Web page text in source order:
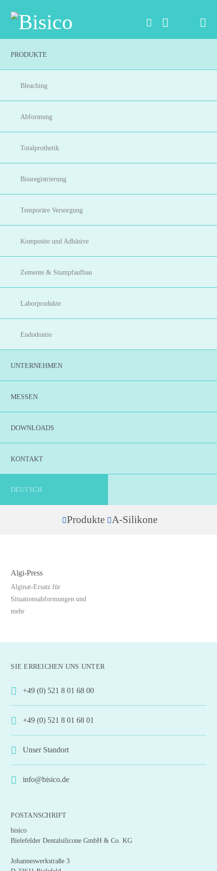
PRODUKTE
Bleaching
Abformung
Totalprothetik
Bissregistrierung
Temporäre Versorgung
Komposite und Adhäsive
Zemente & Stumpfaufbau
Laborprodukte
Endodontie
UNTERNEHMEN
MESSEN
DOWNLOADS
KONTAKT
DEUTSCH
Produkte A-Silikone
Algi-Press
Alginat-Ersatz für
Situationsabformungen und
mehr
Optionen
können
werden
SIE ERREICHEN UNS UNTER
+49 (0) 521 8 01 68 00
+49 (0) 521 8 01 68 01
Unser Standort
info@bisico.de
POSTANSCHRIFT
bisico
Bielefelder Dentalsilicone GmbH & Co. KG
Johanneswerkstraße 3